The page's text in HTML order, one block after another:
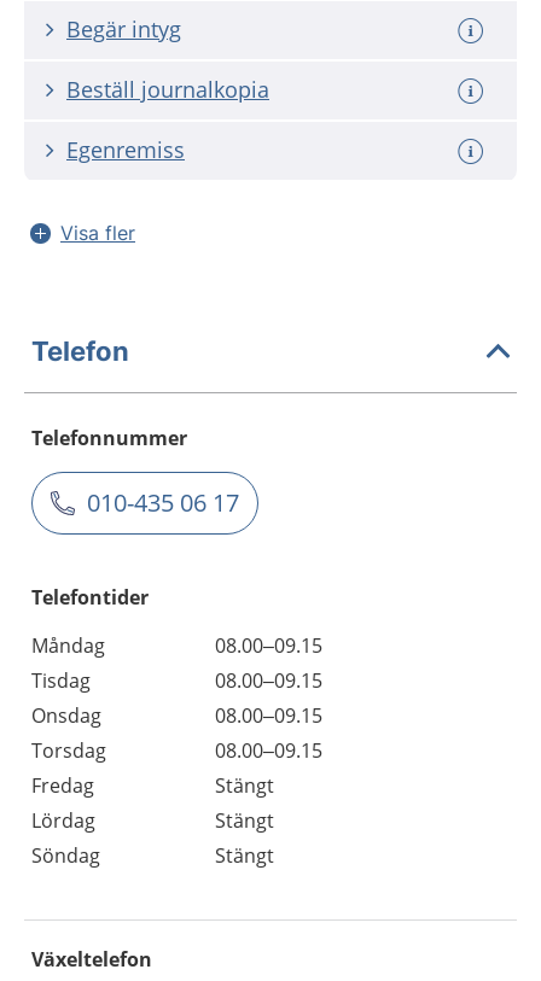
Begär intyg
Beställ journalkopia
Egenremiss
Visa fler
Telefon
Telefonnummer
010-435 06 17
Telefontider
Måndag
08.00–09.15
Tisdag
08.00–09.15
Onsdag
08.00–09.15
Torsdag
08.00–09.15
Fredag
Stängt
Lördag
Stängt
Söndag
Stängt
Växeltelefon